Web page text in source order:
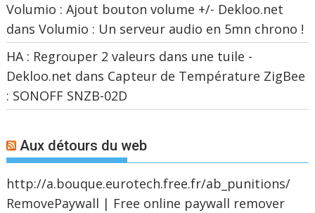
Volumio : Ajout bouton volume +/- Dekloo.net
dansVolumio : Un serveur audio en 5mn chrono !
HA : Regrouper 2 valeurs dans une tuile -
Dekloo.net dans Capteur de Température ZigBee
: SONOFF SNZB-02D
Aux détours du web
http://a.bouque.eurotech.free.fr/ab_punitions/
RemovePaywall | Free online paywall remover